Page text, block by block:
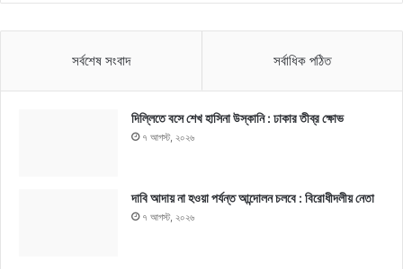
সর্বশেষ সংবাদ সর্বাধিক পঠিত
দিল্লিতে বসে শেখ হাসিনা উস্কানি : ঢাকার তীব্র ক্ষোভ
৭ আগস্ট, ২০২৬
দাবি আদায় না হওয়া পর্যন্ত আন্দোলন চলবে : বিরোধীদলীয় নেতা
৭ আগস্ট, ২০২৬